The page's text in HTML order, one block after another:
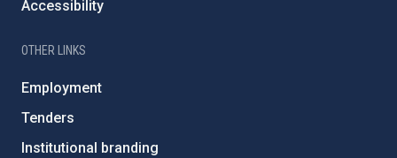
Accessibility
OTHER LINKS
Employment
Tenders
Institutional branding